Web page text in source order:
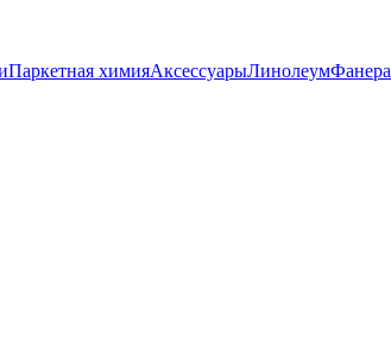
Паркетная химияАксессуарыЛинолеумФанера